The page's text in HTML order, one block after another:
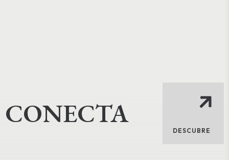
CONECTA
DESCUBRE